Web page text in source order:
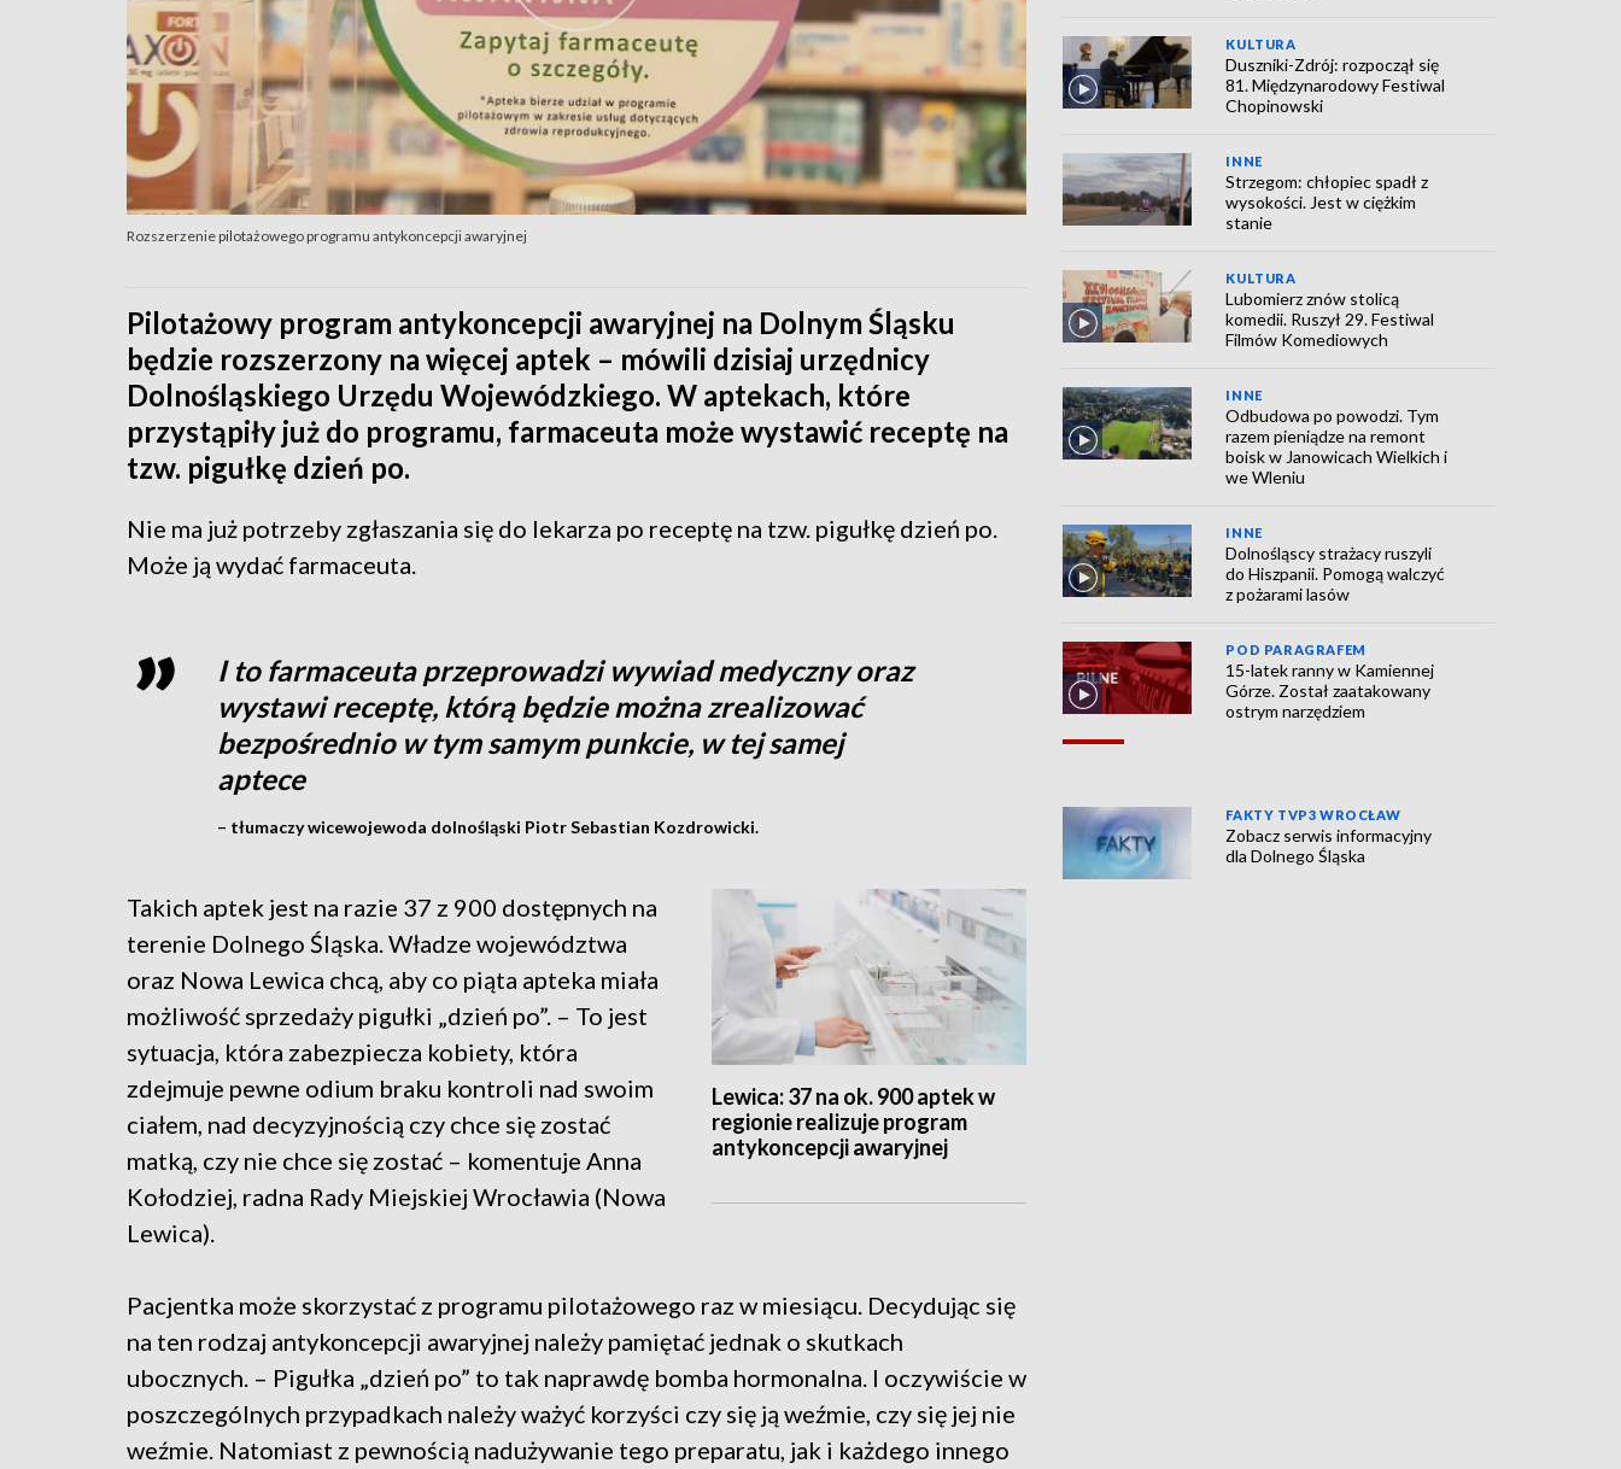
Rozszerzenie pilotażowego programu antykoncepcji awaryjnej
Pilotażowy program antykoncepcji awaryjnej na Dolnym Śląsku
będzie rozszerzony na więcej aptek – mówili dzisiaj urzędnicy
Dolnośląskiego Urzędu Wojewódzkiego. W aptekach, które
przystąpiły już do programu, farmaceuta może wystawić receptę na
tzw. pigułkę dzień po.
Nie ma już potrzeby zgłaszania się do lekarza po receptę na tzw. pigułkę dzień po.
Może ją wydać farmaceuta.
I to farmaceuta przeprowadzi wywiad medyczny oraz
wystawi receptę, którą będzie można zrealizować
bezpośrednio w tym samym punkcie, w tej samej
aptece
– tłumaczy wicewojewoda dolnośląski Piotr Sebastian Kozdrowicki.
Lewica: 37 na ok. 900 aptek w
regionie realizuje program
antykoncepcji awaryjnej
Takich aptek jest na razie 37 z 900 dostępnych na
terenie Dolnego Śląska. Władze województwa
oraz Nowa Lewica chcą, aby co piąta apteka miała
możliwość sprzedaży pigułki „dzień po”. – To jest
sytuacja, która zabezpiecza kobiety, która
zdejmuje pewne odium braku kontroli nad swoim
ciałem, nad decyzyjnością czy chce się zostać
matką, czy nie chce się zostać – komentuje Anna
Kołodziej, radna Rady Miejskiej Wrocławia (Nowa
Lewica).
Pacjentka może skorzystać z programu pilotażowego raz w miesiącu. Decydując się
na ten rodzaj antykoncepcji awaryjnej należy pamiętać jednak o skutkach
ubocznych. – Pigułka „dzień po” to tak naprawdę bomba hormonalna. I oczywiście w
poszczególnych przypadkach należy ważyć korzyści czy się ją weźmie, czy się jej nie
weźmie. Natomiast z pewnością nadużywanie tego preparatu, jak i każdego innego
KULTURA
Duszniki-Zdrój: rozpoczął się
81. Międzynarodowy Festiwal
Chopinowski
INNE
Strzegom: chłopiec spadł z
wysokości. Jest w ciężkim
stanie
KULTURA
Lubomierz znów stolicą
komedii. Ruszył 29. Festiwal
Filmów Komediowych
INNE
Odbudowa po powodzi. Tym
razem pieniądze na remont
boisk w Janowicach Wielkich i
we Wleniu
INNE
Dolnośląscy strażacy ruszyli
do Hiszpanii. Pomogą walczyć
z pożarami lasów
POD PARAGRAFEM
15-latek ranny w Kamiennej
Górze. Został zaatakowany
ostrym narzędziem
FAKTY TVP3 WROCŁAW
Zobacz serwis informacyjny
dla Dolnego Śląska